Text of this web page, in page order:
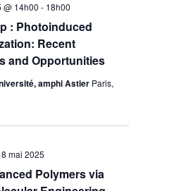
: Photoinduced
Recent
and Opportunities
@ 14h00 - 18h00
amphi Astier Paris,
Polymers via
8 mai 2025